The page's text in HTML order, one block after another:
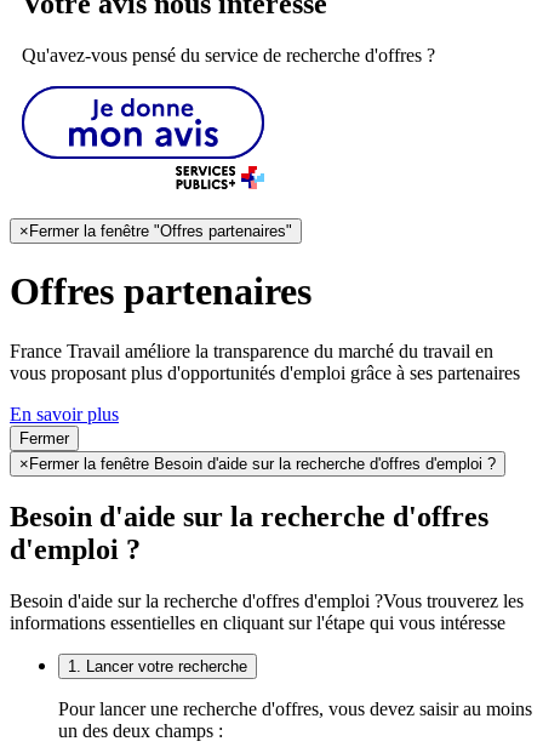
Qu'avez-vous pensé du service de recherche d'offres ?
× Fermer la fenêtre "Offres partenaires"
Offres partenaires
France Travail améliore la transparence du marché du travail en
vous proposant plus d'opportunités d'emploi grâce à ses partenaires
En savoir plus
Fermer
×Fermer la fenêtre Besoin d'aide sur la recherche d'offres d'emploi ?
Besoin d'aide sur la recherche d'offres
d'emploi ?
Besoin d'aide sur la recherche d'offres d'emploi ?Vous trouverez les
informations essentielles en cliquant sur l'étape qui vous intéresse
1. Lancer votre recherche
Pour lancer une recherche d'offres, vous devez saisir au moins
un des deux champs :